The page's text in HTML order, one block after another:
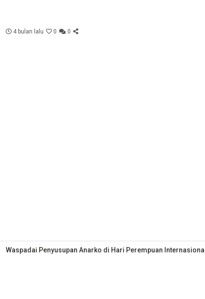
4 bulan lalu 0 0
Waspadai Penyusupan Anarko di Hari Perempuan Internasional